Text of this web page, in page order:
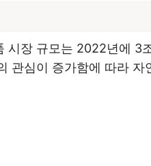
시장 규모는 2022년에
관심이 증가함에 따라 자